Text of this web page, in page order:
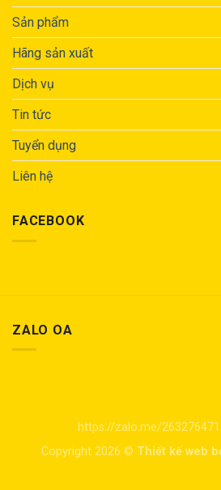
Sản phẩm
Hãng sản xuất
Dịch vụ
Tin tức
Tuyển dụng
Liên hệ
FACEBOOK
ZALO OA
https://zalo.me/
Copyright 2026 © Thiết kế web